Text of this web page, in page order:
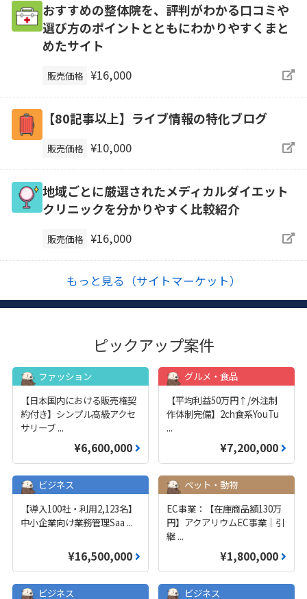
おすすめの整体院を、評判がわかる口コミや
選び方のポイントとともにわかりやすくまと
めたサイト
販売価格 ¥16,000
【80記事以上】ライブ情報の特化ブログ
販売価格 ¥10,000
地域ごとに厳選されたメディカルダイエット
クリニックを分かりやすく比較紹介
販売価格 ¥16,000
もっと見る（サイトマーケット）
ピックアップ案件
ファッション
【日本国内における販売権契
約付き】シンプル高級アクセ
サリーブ ...
¥6,600,000
グルメ・食品
【平均利益50万円↑/外注制
作体制完備】2ch食系YouTu
...
¥7,200,000
ビジネス
【導入100社・利用2,123名】
中小企業向け業務管理Saa ...
¥16,500,000
ペット・動物
EC事業：【在庫商品額130万
円】アクアリウムEC事業｜引
継 ...
¥1,800,000
ビジネス ビジネス